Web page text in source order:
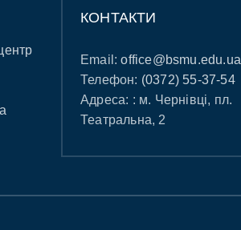
КОНТАКТИ
Email:office@bsmu.edu.ua
Телефон: (0372) 55-37-54
Адреса: : м. Чернівці, пл.
Театральна, 2